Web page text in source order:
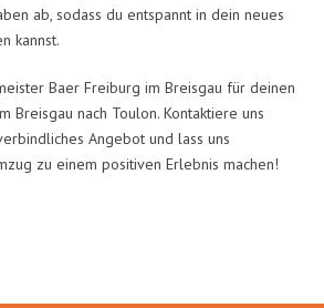
ab, sodass du entspannt in dein neues
kannst.
Baer Freiburg im Breisgau für deinen
Breisgau nach Toulon. Kontaktiere uns
Angebot und lass uns
zu einem positiven Erlebnis machen!